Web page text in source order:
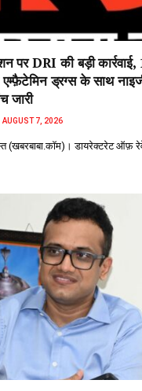
पर DRI की बड़ी
ड्रग्स के साथ
जारी
AUGUST 7, 2026
(खबरबाबा.कॉम)। डायरेक्टरेट ऑफ़